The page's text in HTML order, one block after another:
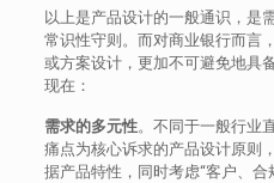
以上是产品设计的一般通识，是
常识性守则。而对商业银行而言
或方案设计，更加不可避免地具
现在：
需求的多元性。不同于一般行业
痛点为核心诉求的产品设计原则
据产品特性，同时考虑“客户、